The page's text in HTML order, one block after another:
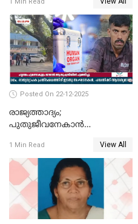
ദാരുണാന്ത്യം; ജീപ്സി
ഓടിച്ചയാൾ അറസ്റ്റിൽ.
Posted On 22-12-2025
രാജ്യത്താദ്യം;
പുതുജീവനേകാൻ
എറണാകുളം സർക്കാർ
ജനറൽ
ആശുപത്രിയിലെത്തിച്ചു
1 Min Read View All